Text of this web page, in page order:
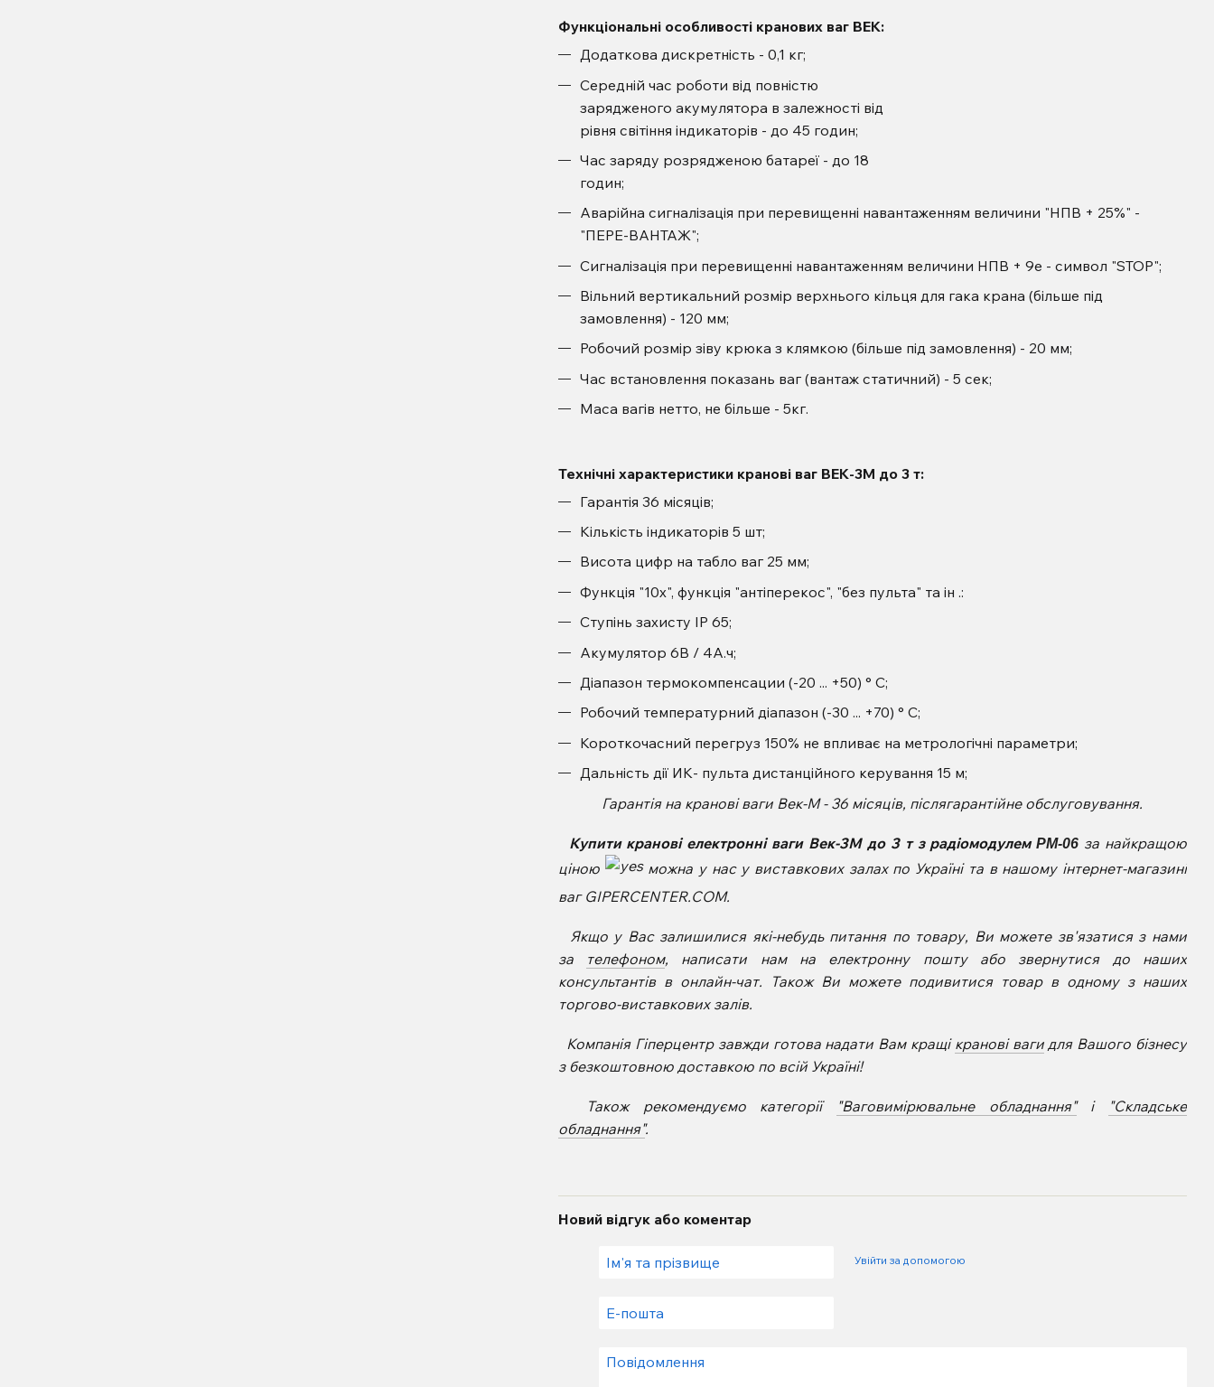
Функціональні особливості кранових ваг ВЕК:
Додаткова дискретність - 0,1 кг;
Середній час роботи від повністю
зарядженого акумулятора в залежності від
рівня світіння індикаторів - до 45 годин;
Час заряду розрядженою батареї - до 18
годин;
Аварійна сигналізація при перевищенні навантаженням величини "НПВ + 25%" -
"ПЕРЕ-ВАНТАЖ";
Сигналізація при перевищенні навантаженням величини НПВ + 9е - символ "STOP";
Вільний вертикальний розмір верхнього кільця для гака крана (більше під
замовлення) - 120 мм;
Робочий розмір зіву крюка з клямкою (більше під замовлення) - 20 мм;
Час встановлення показань ваг (вантаж статичний) - 5 сек;
Маса вагів нетто, не більше - 5кг.
Технічні характеристики кранові ваг ВЕК-3М до 3 т:
Гарантія 36 місяців;
Кількість індикаторів 5 шт;
Висота цифр на табло ваг 25 мм;
Функція "10х", функція "антіперекос", "без пульта" та ін .:
Ступінь захисту IP 65;
Акумулятор 6В / 4А.ч;
Діапазон термокомпенсации (-20 ... +50) ° C;
Робочий температурний діапазон (-30 ... +70) ° C;
Короткочасний перегруз 150% не впливає на метрологічні параметри;
Дальність дії ИК- пульта дистанційного керування 15 м;
Гарантія на кранові ваги Век-М - 36 місяців, післягарантійне обслуговування.
Купити кранові електронні ваги Век-3Мдо 3 т з радіомодулемРМ-06 за найкращою
ціною
можна у нас у виставкових залах по Україні та в нашому інтернет-магазині
ваг GIPERCENTER.COM.
Якщо у Вас залишилися які-небудь питання по товару, Ви можете зв'язатися з нами
за телефоном, написати нам на електронну пошту або звернутися до наших
консультантів в онлайн-чат. Також Ви можете подивитися товар в одному з наших
торгово-виставкових залів.
Компанія Гіперцентр завжди готова надати Вам кращі кранові вагидля Вашого бізнесу
з безкоштовною доставкою по всій Україні!
Також рекомендуємо категорії "Ваговимірювальне обладнання"і
"Складське
обладнання".
Новий відгук або коментар
Увійти за допомогою